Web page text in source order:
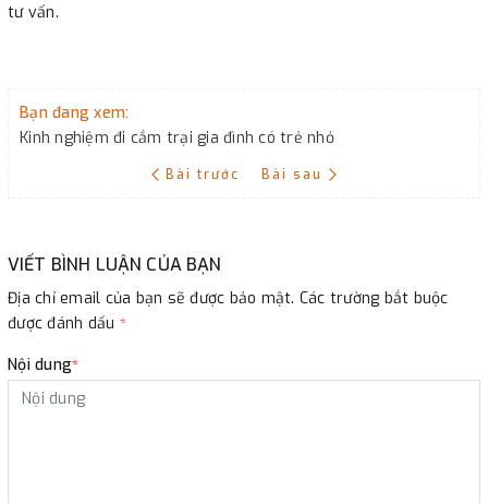
tư vấn.
Bạn đang xem:
Kinh nghiệm đi cắm trại gia đình có trẻ nhỏ
Bài trước Bài sau
VIẾT BÌNH LUẬN CỦA BẠN
Địa chỉ email của bạn sẽ được bảo mật. Các trường bắt buộc
được đánh dấu *
Nội dung*